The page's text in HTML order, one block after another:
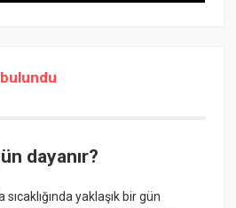
dayanır?
sıcaklığında yaklaşık bir gün